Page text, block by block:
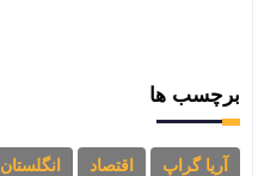
برچسب ها
آریا گراپ اقتصاد انگلستان